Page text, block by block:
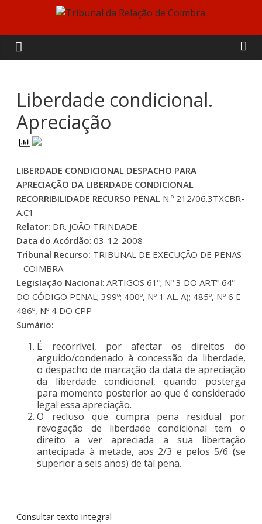
content
Tribunal
da
Relação
de
Coimbra
Liberdade condicional.
Apreciação
LIBERDADE CONDICIONAL DESPACHO PARA
APRECIAÇÃO DA LIBERDADE CONDICIONAL
RECORRIBILIDADE RECURSO PENAL N.º 212/06.3TXCBR-
A.C1
Relator: DR. JOÃO TRINDADE
Data do Acórdão: 03-12-2008
Tribunal Recurso: TRIBUNAL DE EXECUÇÃO DE PENAS
– COIMBRA
Legislação Nacional: ARTIGOS 61º; Nº 3 DO ARTº 64º
DO CÓDIGO PENAL; 399º; 400º, Nº 1 AL. A); 485º, Nº 6 E
486º, Nº 4 DO CPP
Sumário:
É recorrível, por afectar os direitos do
arguido/condenado à concessão da liberdade,
o despacho de marcação da data de apreciação
da liberdade condicional, quando posterga
para momento posterior ao que é considerado
legal essa apreciação.
O recluso que cumpra pena residual por
revogação de liberdade condicional tem o
direito a ver apreciada a sua libertação
antecipada à metade, aos 2/3 e pelos 5/6 (se
superior a seis anos) de tal pena.
Consultar texto integral